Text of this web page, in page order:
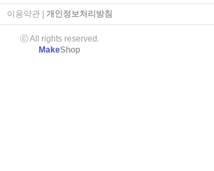
이용약관| 개인정보처리방침
ⓒ All rights reserved.
MakeShop